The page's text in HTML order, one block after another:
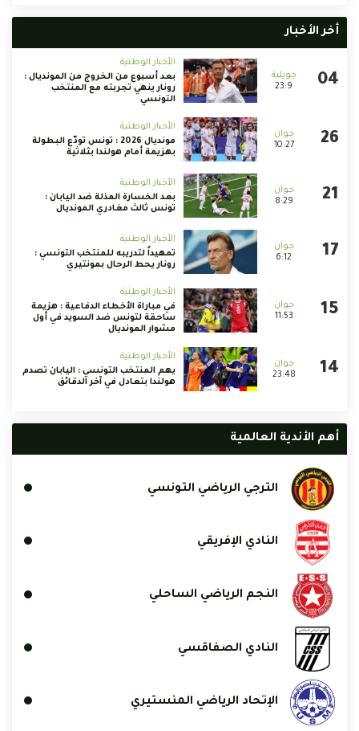
أخر الأخبار
23:9
الأخبار الوطنية
بعد أسبوع من الخروج من المونديال :
رونار ينهي تجربته مع المنتخب
التونسي
10:27
الأخبار الوطنية
مونديال 2026 : تونس تودّع البطولة
بهزيمة أمام هولندا بثلاثية
8:29
الأخبار الوطنية
بعد الخسارة المذلة ضد اليابان :
تونس ثالث مغادري المونديال
6:12
الأخبار الوطنية
تمهيداً لتدريبه للمنتخب التونسي :
رونار يحط الرحال بمونتيري
11:53
الأخبار الوطنية
في مباراة الأخطاء الدفاعية : هزيمة
ساحقة لتونس ضد السويد في أول
مشوار المونديال
23:48
الأخبار الوطنية
يهم المنتخب التونسي : اليابان تصدم
هولندا بتعادل في آخر الدقائق
أهم الأندية العالمية
الترجي الرياضي التونسي
النادي الإفريقي
النجم الرياضي الساحلي
النادي الصفاقسي
الإتحاد الرياضي المنستيري